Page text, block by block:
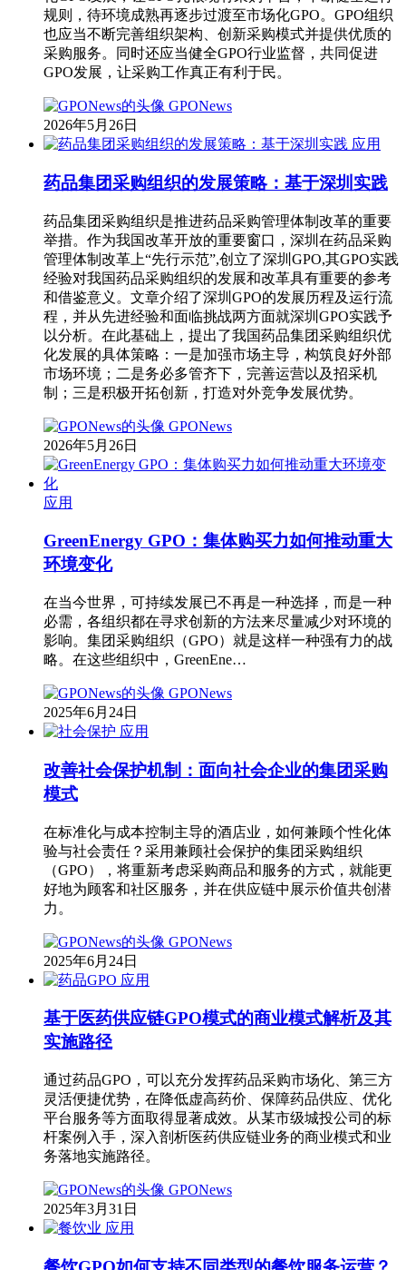
规则，待环境成熟再逐步过渡至市场化GPO。GPO组织
也应当不断完善组织架构、创新采购模式并提供优质的
采购服务。同时还应当健全GPO行业监督，共同促进
GPO发展，让采购工作真正有利于民。
GPONews
2026年5月26日
应用
药品集团采购组织的发展策略：基于深圳实践
药品集团采购组织是推进药品采购管理体制改革的重要
举措。作为我国改革开放的重要窗口，深圳在药品采购
管理体制改革上“先行示范”,创立了深圳GPO,其GPO实践
经验对我国药品采购组织的发展和改革具有重要的参考
和借鉴意义。文章介绍了深圳GPO的发展历程及运行流
程，并从先进经验和面临挑战两方面就深圳GPO实践予
以分析。在此基础上，提出了我国药品集团采购组织优
化发展的具体策略：一是加强市场主导，构筑良好外部
市场环境；二是务必多管齐下，完善运营以及招采机
制；三是积极开拓创新，打造对外竞争发展优势。
GPONews
2026年5月26日
应用
GreenEnergy GPO：集体购买力如何推动重大
环境变化
在当今世界，可持续发展已不再是一种选择，而是一种
必需，各组织都在寻求创新的方法来尽量减少对环境的
影响。集团采购组织（GPO）就是这样一种强有力的战
略。在这些组织中，GreenEne…
GPONews
2025年6月24日
应用
改善社会保护机制：面向社会企业的集团采购
模式
在标准化与成本控制主导的酒店业，如何兼顾个性化体
验与社会责任？采用兼顾社会保护的集团采购组织
（GPO），将重新考虑采购商品和服务的方式，就能更
好地为顾客和社区服务，并在供应链中展示价值共创潜
力。
GPONews
2025年6月24日
应用
基于医药供应链GPO模式的商业模式解析及其
实施路径
通过药品GPO，可以充分发挥药品采购市场化、第三方
灵活便捷优势，在降低虚高药价、保障药品供应、优化
平台服务等方面取得显著成效。从某市级城投公司的标
杆案例入手，深入剖析医药供应链业务的商业模式和业
务落地实施路径。
GPONews
2025年3月31日
应用